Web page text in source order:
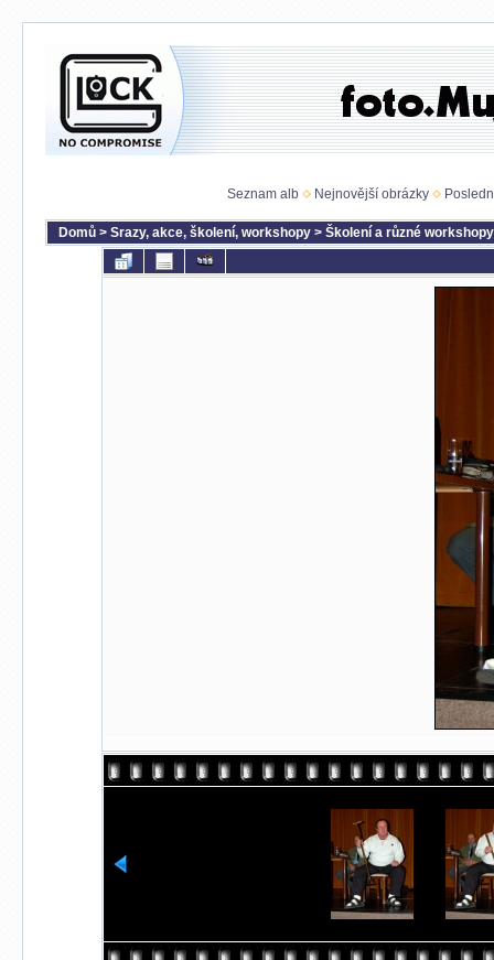
Seznam alb Nejnovější obrázky
Domů > Srazy, akce, školení, workshopy > Školení a různé workshopy